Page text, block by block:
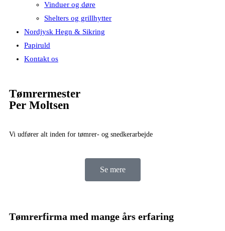
Vinduer og døre
Shelters og grillhytter
Nordjysk Hegn & Sikring
Papiruld
Kontakt os
Tømrermester
Per Moltsen
Vi udfører alt inden for tømrer- og snedkerarbejde
Se mere
Tømrerfirma med mange års erfaring